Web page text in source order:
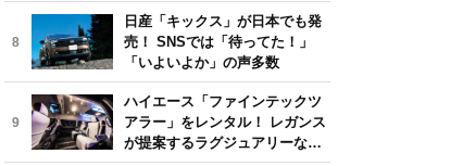
8
日産「キックス」が日本でも発
売！ SNSでは「待ってた！」
「いよいよか」の声多数
9
ハイエース「ファインテックツ
アラー」をレンタル！ レガンス
が提案するラグジュアリーな移